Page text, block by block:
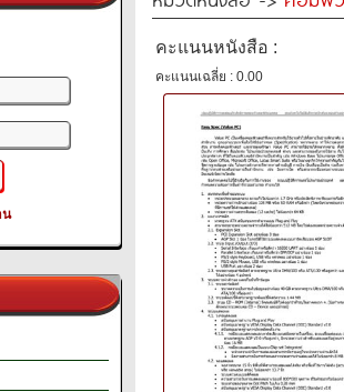
น
คะแนนหนังสือ :
คะแนนเฉลี่ย : 0.00